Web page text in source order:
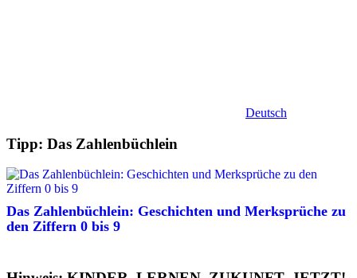
Deutsch
Tipp: Das Zahlenbüchlein
Das Zahlenbüchlein: Geschichten und Merksprüche zu
den Ziffern 0 bis 9